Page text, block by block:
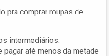
pra comprar roupas de
intermediários.
até menos da metade